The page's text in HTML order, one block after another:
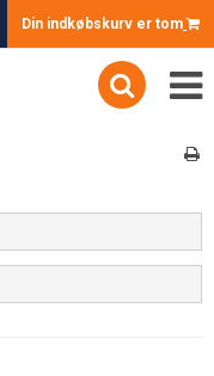
Din indkøbskurv er tom